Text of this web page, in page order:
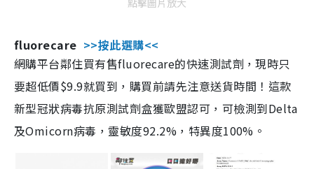
fluorecare >>按此選購<<
網購平台鄰住買有售fluorecare的快速測試劑，現時只
要超低價$9.9就買到，購買前請先注意送貨時間！這款
新型冠狀病毒抗原測試劑盒獲歐盟認可，可檢測到Delta
及Omicorn病毒，靈敏度92.2%，特異度100%。